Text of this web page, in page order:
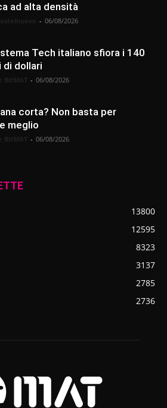
ad alta densità
- 06/08/2026
Tech italiano sfiora i 140
di dollari
- 06/08/2026
corta? Non basta per
meglio
- 06/08/2026
13800
12595
8323
3137
2785
2736